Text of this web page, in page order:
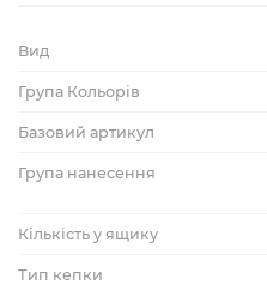
Вид
Група Кольорів
Базовий артикул
Група нанесення
Кількість у ящику
Тип кепки